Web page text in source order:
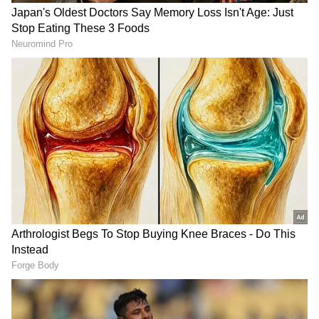
RECOMMENDED STORIES
ತಮಿಳುನಾಡು ವಿಧಾನಸಭೆಯಲ್ಲಿ
ವಿಜಯ್-ಸ್ಟಾಲಿನ್ ಮಧ್ಯೆ ಕಾವೇರಿ
ಕಿಚ್ಚು, ಕರ್ನಾಟಕದೊಂದಿಗೆ
ಮಾತನಾಡಿದ್ರೆ ತಪ್ಪೇನಿದೆ?
ಎರಡನೇ ಬಾರಿ ಸಿಎಂ ಡಿಕೆ
ಶಿವಕುಮಾರ್ ಭೇಟಿಯಾಗಿ
ಸಿಟ್ಟಿನಿಂದಲೇ ಹೊರಬಂದ